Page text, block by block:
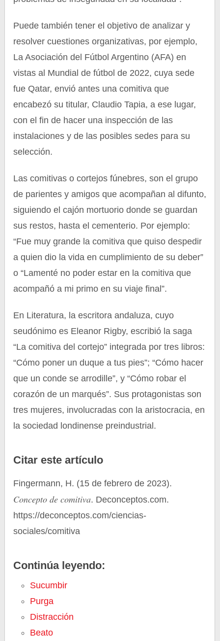
Puede también tener el objetivo de analizar y
resolver cuestiones organizativas, por ejemplo,
La Asociación del Fútbol Argentino (AFA) en
vistas al Mundial de fútbol de 2022, cuya sede
fue Qatar, envió antes una comitiva que
encabezó su titular, Claudio Tapia, a ese lugar,
con el fin de hacer una inspección de las
instalaciones y de las posibles sedes para su
selección.
Las comitivas o cortejos fúnebres, son el grupo
de parientes y amigos que acompañan al difunto,
siguiendo el cajón mortuorio donde se guardan
sus restos, hasta el cementerio. Por ejemplo:
“Fue muy grande la comitiva que quiso despedir
a quien dio la vida en cumplimiento de su deber”
o “Lamenté no poder estar en la comitiva que
acompañó a mi primo en su viaje final”.
En Literatura, la escritora andaluza, cuyo
seudónimo es Eleanor Rigby, escribió la saga
“La comitiva del cortejo” integrada por tres libros:
“Cómo poner un duque a tus pies”; “Cómo hacer
que un conde se arrodille”, y “Cómo robar el
corazón de un marqués”. Sus protagonistas son
tres mujeres, involucradas con la aristocracia, en
la sociedad londinense preindustrial.
Citar este artículo
Fingermann, H. (15 de febrero de 2023).
Concepto de comitiva. Deconceptos.com.
https://deconceptos.com/ciencias-
sociales/comitiva
Continúa leyendo:
Sucumbir
Purga
Distracción
Beato